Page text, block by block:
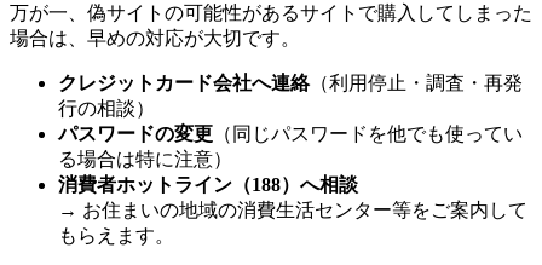
万が一、偽サイトの可能性があるサイトで購入してしまった
場合は、早めの対応が大切です。
クレジットカード会社へ連絡（利用停止・調査・再発
行の相談）
パスワードの変更 （同じパスワードを他でも使ってい
る場合は特に注意）
消費者ホットライン（188）へ相談
→ お住まいの地域の消費生活センター等をご案内して
もらえます。